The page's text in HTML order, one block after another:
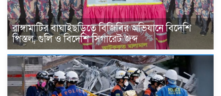
রাঙ্গামাটির বাঘাইছড়িতে বিজিবির অভিযানে বিদেশি
পিস্তল, গুলি ও বিদেশি সিগারেট জব্দ